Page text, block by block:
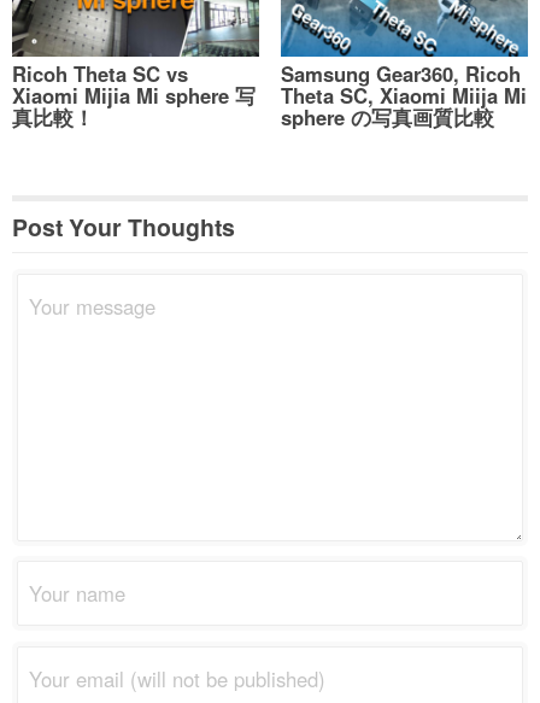
Ricoh Theta SC vs
Xiaomi Mijia Mi sphere 写
真比較！
Samsung Gear360, Ricoh
Theta SC, Xiaomi Miija Mi
sphere の写真画質比較
Post Your Thoughts